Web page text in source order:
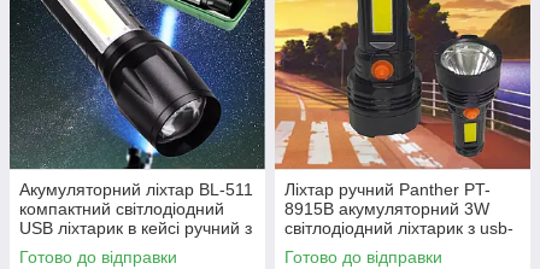
Акумуляторний ліхтар BL-511
компактний світлодіодний
USB ліхтарик в кейсі ручний з
фокусуванням променя
Готово до відправки
Ліхтар ручний Panther PT-
8915В акумуляторний 3W
світлодіодний ліхтарик з usb-
зарядкою компактний
Готово до відправки